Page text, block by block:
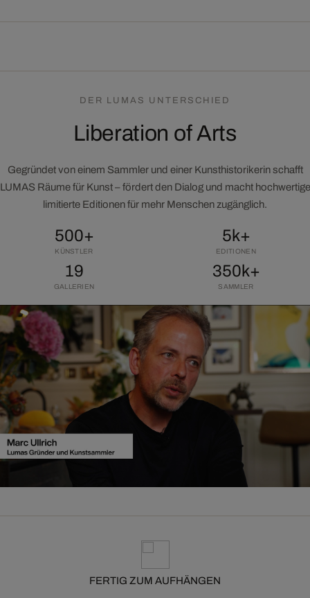
DER LUMAS UNTERSCHIED
Liberation of Arts
Gegründet von einem Sammler und einer Kunsthistorikerin schafft
LUMAS Räume für Kunst – fördert den Dialog und macht hochwertige
limitierte Editionen für mehr Menschen zugänglich.
500+
KÜNSTLER
5k+
EDITIONEN
19
GALLERIEN
350k+
SAMMLER
FERTIG ZUM AUFHÄNGEN